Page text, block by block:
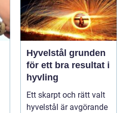
Hyvelstål grunden
för ett bra resultat i
hyvling
Ett skarpt och rätt valt
hyvelstål är avgörande